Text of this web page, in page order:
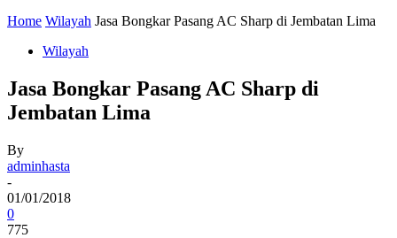
Home Wilayah Jasa Bongkar Pasang AC Sharp di Jembatan Lima
Wilayah
Jasa Bongkar Pasang AC Sharp di
Jembatan Lima
By
adminhasta
-
01/01/2018
0
775